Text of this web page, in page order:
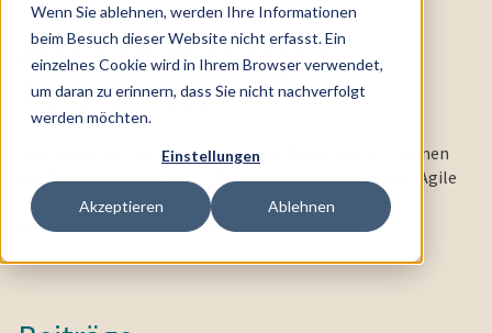
Wenn Sie ablehnen, werden Ihre Informationen
beim Besuch dieser Website nicht erfasst. Ein
einzelnes Cookie wird in Ihrem Browser verwendet,
um daran zu erinnern, dass Sie nicht nachverfolgt
werden möchten.
Einstellungen
Akzeptieren Ablehnen
Alles rundum Change &
Transformation
Hier findet ihr spannende News und Gedanken zu Themen
wie Change Management, New Work, Digitalisierung, Agile
Transformation, Kulturwandel, Leadership,
Personalentwicklung, und vielen mehr.